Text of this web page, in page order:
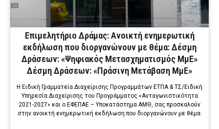
Επιμελητήριο Δράμας: Ανοικτή ενημερωτική
εκδήλωση που διοργανώνουν με θέμα: Δέσμη
Δράσεων: «Ψηφιακός Μετασχηματισμός ΜμΕ»
Δέσμη Δράσεων: «Πράσινη Μετάβαση ΜμΕ»
Η Ειδική Γραμματεία Διαχείρισης Προγραμμάτων ΕΤΠΑ & ΤΣ/Ειδική
Υπηρεσία Διαχείρισης του Προγράμματος «Ανταγωνιστικότητα
2021-2027» και ο ΕΦΕΠΑΕ – Υποκατάστημα ΑΜΘ, σας προσκαλούν
στην ανοικτή ενημερωτική εκδήλωση που διοργανώνουν με θέμα: